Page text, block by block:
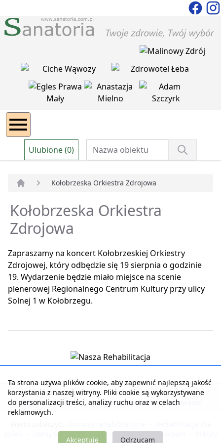
Ulubione (0)
Kołobrzeska Orkiestra Zdrojowa
Kołobrzeska Orkiestra
Zdrojowa
Zapraszamy na koncert Kołobrzeskiej Orkiestry
Zdrojowej, który odbędzie się 19 sierpnia o godzinie
19. Wydarzenie będzie miało miejsce na scenie
plenerowej Regionalnego Centrum Kultury przy ulicy
Solnej 1 w Kołobrzegu.
Strona główna | Kontakt z serwisem | Reklama w serwisie
Regulamin serwisu | Polityka prywatności | Logowanie
Domy Seniora i Opieki - Noclegi nad morzem
Ta strona używa plików cookie, aby zapewnić najlepszą jakość
korzystania z naszej witryny. Pliki cookie są wykorzystywane
do personalizacji treści, analizy ruchu oraz w celach
reklamowych.
Akceptuję Odrzucam